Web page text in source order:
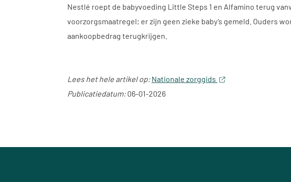
Nestlé roept de babyvoeding Little Steps 1 en Alfamino terug
voorzorgsmaatregel; er zijn geen zieke baby’s gemeld. Ouders
aankoopbedrag terugkrijgen.
Lees het hele artikel op: Nationale zorggids
Publicatiedatum:06-01-2026